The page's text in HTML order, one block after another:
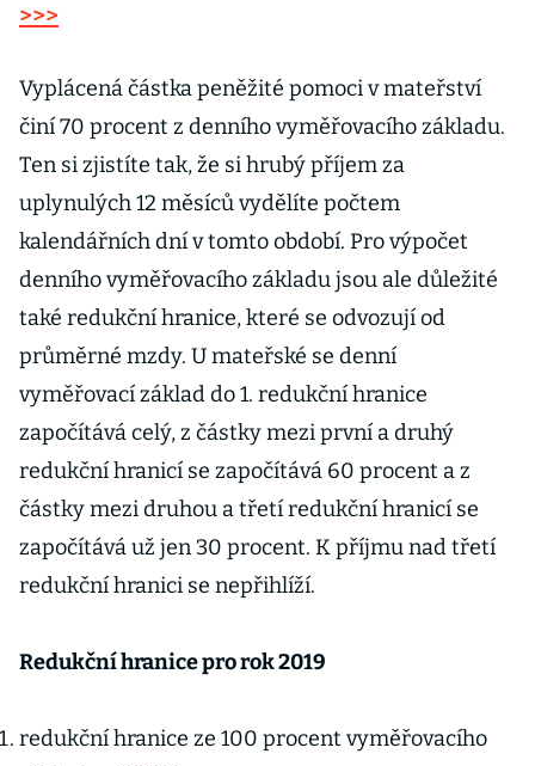
>>>
Vyplácená částka peněžité pomoci v mateřství
činí 70 procent z denního vyměřovacího základu.
Ten si zjistíte tak, že si hrubý příjem za
uplynulých 12 měsíců vydělíte počtem
kalendářních dní v tomto období. Pro výpočet
denního vyměřovacího základu jsou ale důležité
také redukční hranice, které se odvozují od
průměrné mzdy. U mateřské se denní
vyměřovací základ do 1. redukční hranice
započítává celý, z částky mezi první a druhý
redukční hranicí se započítává 60 procent a z
částky mezi druhou a třetí redukční hranicí se
započítává už jen 30 procent. K příjmu nad třetí
redukční hranici se nepřihlíží.
Redukční hranice pro rok 2019
redukční hranice ze 100 procent vyměřovacího